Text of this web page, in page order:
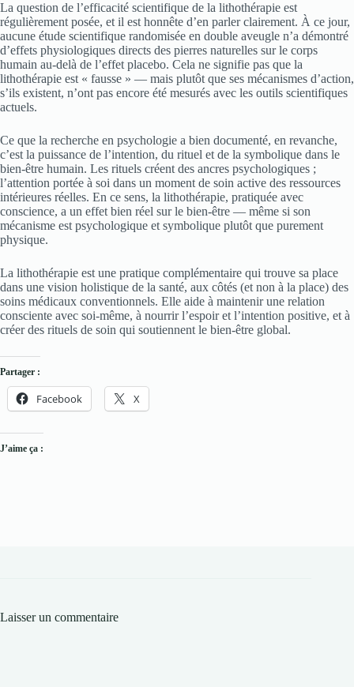
La question de l’efficacité scientifique de la lithothérapie est
régulièrement posée, et il est honnête d’en parler clairement. À ce jour,
aucune étude scientifique randomisée en double aveugle n’a démontré
d’effets physiologiques directs des pierres naturelles sur le corps
humain au-delà de l’effet placebo. Cela ne signifie pas que la
lithothérapie est « fausse » — mais plutôt que ses mécanismes d’action,
s’ils existent, n’ont pas encore été mesurés avec les outils scientifiques
actuels.
Ce que la recherche en psychologie a bien documenté, en revanche,
c’est la puissance de l’intention, du rituel et de la symbolique dans le
bien-être humain. Les rituels créent des ancres psychologiques ;
l’attention portée à soi dans un moment de soin active des ressources
intérieures réelles. En ce sens, la lithothérapie, pratiquée avec
conscience, a un effet bien réel sur le bien-être — même si son
mécanisme est psychologique et symbolique plutôt que purement
physique.
La lithothérapie est une pratique complémentaire qui trouve sa place
dans une vision holistique de la santé, aux côtés (et non à la place) des
soins médicaux conventionnels. Elle aide à maintenir une relation
consciente avec soi-même, à nourrir l’espoir et l’intention positive, et à
créer des rituels de soin qui soutiennent le bien-être global.
Partager :
Facebook X
J’aime ça :
Laisser un commentaire